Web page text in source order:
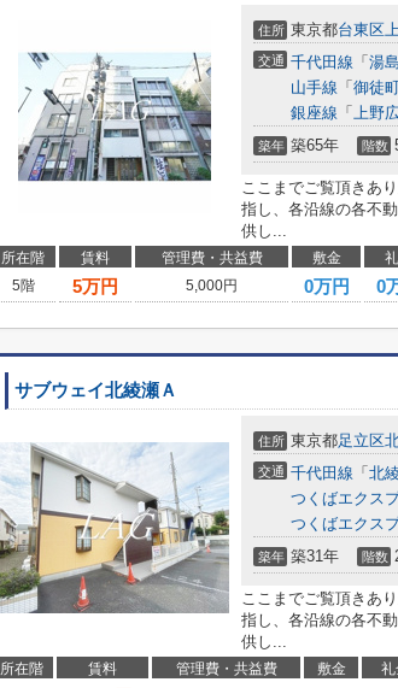
住所 東京都台東区
交通 千代田線 「 湯島
山手線 「 御徒
銀座線 「 上野
築年 築65年 階数
ここまでご覧頂きあ
指し、各沿線の各不
供し...
所在階 賃料 管理費・共益費 敷金
5階
5万円 5,000円 0万円 0
サブウェイ北綾瀬Ａ
住所 東京都足立区
交通 千代田線 「 北
つくばエクス
つくばエクス
築年 築31年 階数
ここまでご覧頂きあ
指し、各沿線の各不
供し...
所在階 賃料 管理費・共益費 敷金 礼